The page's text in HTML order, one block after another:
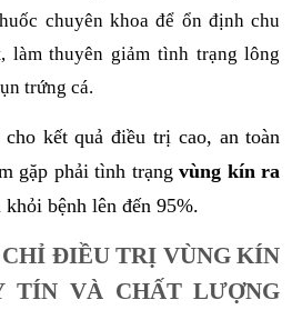
chuyên khoa để ổn định chu
làm thuyên giảm tình trạng lông
trứng cá.
cho kết quả điều trị cao, an toàn
gặp phải tình trạngvùng kín ra
bệnh lên đến 95%.
ĐIỀU TRỊ VÙNG KÍN
TÍN VÀ CHẤT LƯỢNG